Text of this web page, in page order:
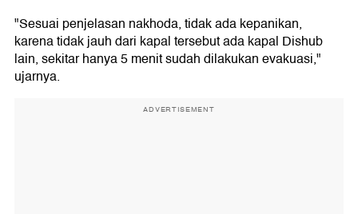
"Sesuai penjelasan nakhoda, tidak ada kepanikan,
karena tidak jauh dari kapal tersebut ada kapal Dishub
lain, sekitar hanya 5 menit sudah dilakukan evakuasi,"
ujarnya.
ADVERTISEMENT